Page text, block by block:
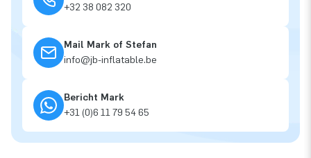
+32 38 082 320
Mail Mark of Stefan
info@jb-inflatable.be
Bericht Mark
+31 (0)6 11 79 54 65